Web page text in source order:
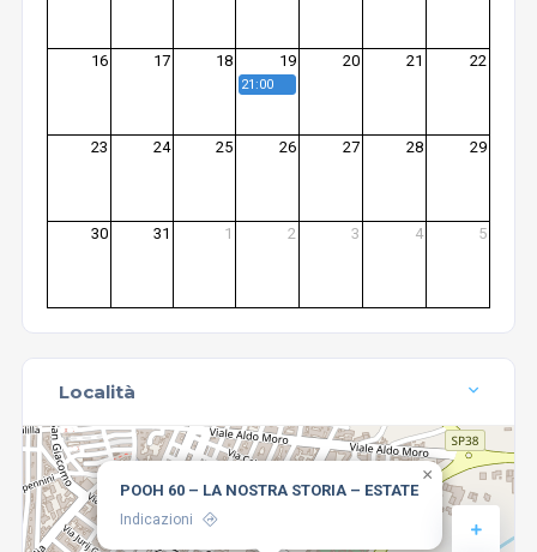
16 17 18 19 20 21 22
21:00
23 24 25 26 27 28 29
30 31 1 2 3 4 5
Località
POOH 60 – LA NOSTRA STORIA – ESTATE
Indicazioni
×